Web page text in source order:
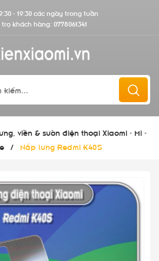
- 19:30 các ngày trong tuần
khách hàng: 0778061341
viền & sườn điện thoại Xiaomi - Mi -
/ Nắp lưng Redmi K40S